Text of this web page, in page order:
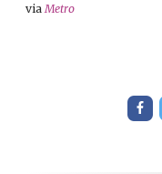
via Metro